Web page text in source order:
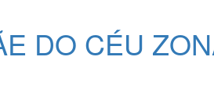
DO CÉU